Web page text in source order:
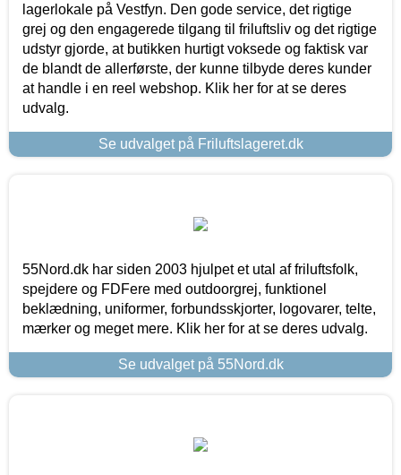
lagerlokale på Vestfyn. Den gode service, det rigtige
grej og den engagerede tilgang til friluftsliv og det rigtige
udstyr gjorde, at butikken hurtigt voksede og faktisk var
de blandt de allerførste, der kunne tilbyde deres kunder
at handle i en reel webshop. Klik her for at se deres
udvalg.
Se udvalget på Friluftslageret.dk
55Nord.dk har siden 2003 hjulpet et utal af friluftsfolk,
spejdere og FDFere med outdoorgrej, funktionel
beklædning, uniformer, forbundsskjorter, logovarer, telte,
mærker og meget mere. Klik her for at se deres udvalg.
Se udvalget på 55Nord.dk